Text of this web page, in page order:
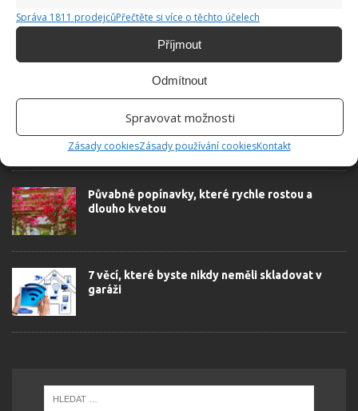
Správa 1811 prodejcůPřečtěte si více o těchto účelech
Příjmout
Odmítnout
Spravovat možnosti
Zásady cookiesZásady používání cookiesKontakt
Muž chtěl mít rodinu pohromadě. Pro tchyni
přestavěl starou garáž na plnohodnotný domov
Půvabné popínavky, které rychle rostou a
dlouho kvetou
7 věcí, které byste nikdy neměli skladovat v
garáži